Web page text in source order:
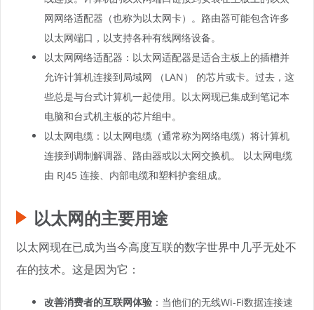
网网络适配器（也称为以太网卡）。路由器可能包含许多
以太网端口，以支持各种有线网络设备。
以太网网络适配器：以太网适配器是适合主板上的插槽并
允许计算机连接到局域网 （LAN） 的芯片或卡。过去，这
些总是与台式计算机一起使用。以太网现已集成到笔记本
电脑和台式机主板的芯片组中。
以太网电缆：以太网电缆（通常称为网络电缆）将计算机
连接到调制解调器、路由器或以太网交换机。 以太网电缆
由 RJ45 连接、内部电缆和塑料护套组成。
以太网的主要用途
以太网现在已成为当今高度互联的数字世界中几乎无处不
在的技术。这是因为它：
改善消费者的互联网体验 ：当他们的无线Wi-Fi数据连接速